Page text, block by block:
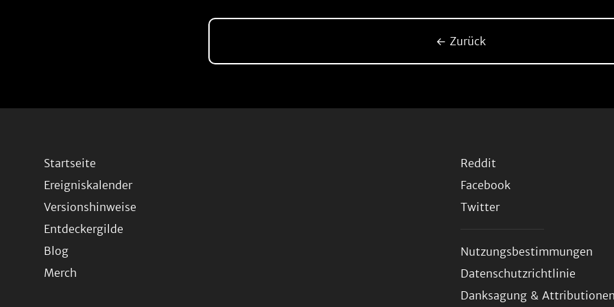
← Zurück
Startseite
Ereigniskalender
Versionshinweise
Entdeckergilde
Blog
Merch
Reddit
Facebook
Twitter
Nutzungsbestimmungen
Datenschutzrichtlinie
Danksagung &